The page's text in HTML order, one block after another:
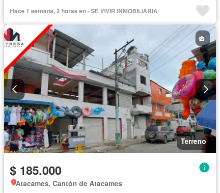
Hace 1 semana, 2 horas en - SÉ VIVIR INMOBILIARIA
Terreno
$ 185.000
Atacames, Cantón de Atacames